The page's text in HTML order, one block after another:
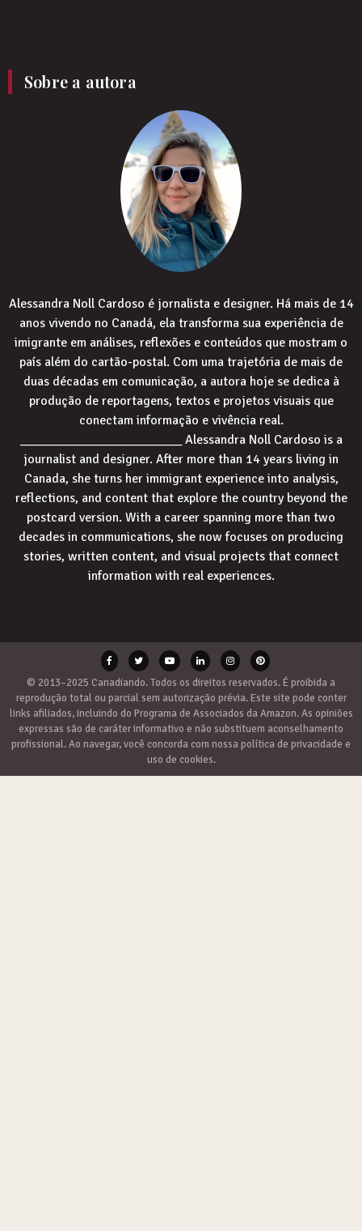
Sobre a autora
Alessandra Noll Cardoso é jornalista e designer. Há mais de 14
anos vivendo no Canadá, ela transforma sua experiência de
imigrante em análises, reflexões e conteúdos que mostram o
país além do cartão-postal. Com uma trajetória de mais de
duas décadas em comunicação, a autora hoje se dedica à
produção de reportagens, textos e projetos visuais que
conectam informação e vivência real.
_________________________ Alessandra Noll Cardoso is a
journalist and designer. After more than 14 years living in
Canada, she turns her immigrant experience into analysis,
reflections, and content that explore the country beyond the
postcard version. With a career spanning more than two
decades in communications, she now focuses on producing
stories, written content, and visual projects that connect
information with real experiences.
© 2013–2025 Canadiando. Todos os direitos reservados. É proibida a
reprodução total ou parcial sem autorização prévia. Este site pode conter
links afiliados, incluindo do Programa de Associados da Amazon. As opiniões
expressas são de caráter informativo e não substituem aconselhamento
profissional. Ao navegar, você concorda com nossa política de privacidade e
uso de cookies.